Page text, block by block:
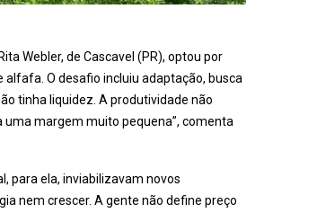
Webler, de Cascavel (PR), optou por
O desafio incluiu adaptação, busca
tinha liquidez. A produtividade não
uma margem muito pequena”, comenta
para ela, inviabilizavam novos
nem crescer. A gente não define preço